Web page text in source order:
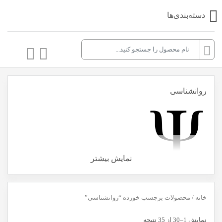
دسته‌بندی‌ها
روانشناسی
از روش علمی به پژوهش و مطالعهٔ روان (ذهن)، فرایند ذهنی و رفتار در
موجودات زنده می‌پردازد.
نمایش بیشتر
خانه / محصولات برچسب خورده “روانشناسی”
نمایش 1–30 از 35 نتیجه